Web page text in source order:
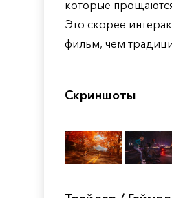
которые
Это скорее
фильм, чем
Скриншоты